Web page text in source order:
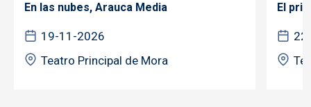
En las nubes, Arauca Media
19-11-2026
Teatro Principal de Mora
El